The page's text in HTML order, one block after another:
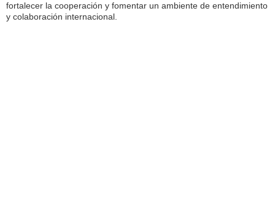
fortalecer la cooperación y fomentar un ambiente de entendimiento
y colaboración internacional.